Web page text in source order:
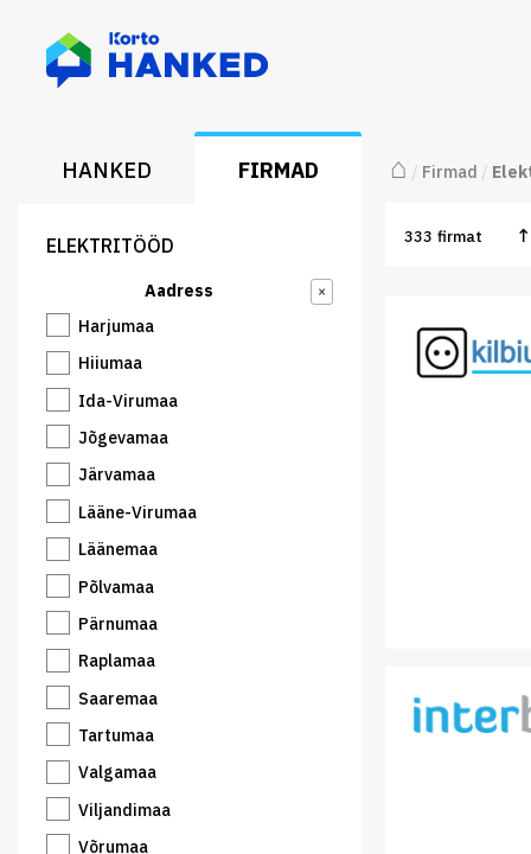
HANKED FIRMAD
ELEKTRITÖÖD
Aadress ×
Harjumaa
Hiiumaa
Ida-Virumaa
Jõgevamaa
Järvamaa
Lääne-Virumaa
Läänemaa
Põlvamaa
Pärnumaa
Raplamaa
Saaremaa
Tartumaa
Valgamaa
Viljandimaa
Võrumaa
⌂ / Firmad /
333 firmat